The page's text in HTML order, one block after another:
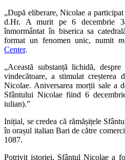
„După eliberare, Nicolae a
d.Hr. A murit pe 6 decembrie
înmormântat în biserica sa
format un fenomen unic, numit
Center.
„Această substanță lichidă,
vindecătoare, a stimulat creșterea
Nicolae. Aniversarea morții sale a
Sfântului Nicolae fiind 6
iulian).”
Inițial, se credea că rămășițele
în orașul italian Bari de către
1087.
Potrivit istoriei, Sfântul Nicolae a